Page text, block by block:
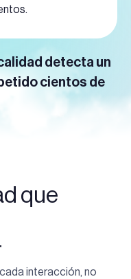
detecta un
cientos de
que
interacción, no